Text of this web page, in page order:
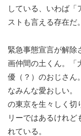
している、いわば「
ストも言える存在だ。
緊急事態宣言が解除
画仲間の土くん。「
優（？）のおじさん
なみんな愛おしい。
の東京を生々しく切
リーではあるけれど
れている。